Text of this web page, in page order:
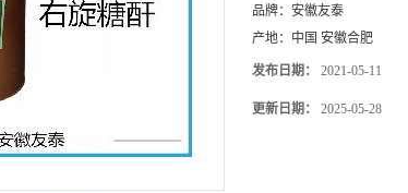
品牌： 安徽友泰
产地： 中国 安徽合肥
发布日期： 2021-05-11
更新日期： 2025-05-28